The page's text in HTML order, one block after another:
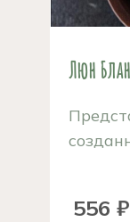
Люн
556 ₽